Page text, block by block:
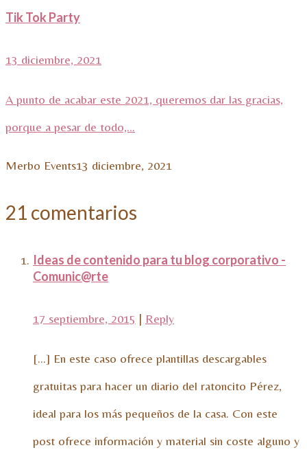
Tik Tok Party
13 diciembre, 2021
A punto de acabar este 2021, queremos dar las gracias,
porque a pesar de todo,...
Merbo Events13 diciembre, 2021
21 comentarios
Ideas de contenido para tu blog corporativo -
Comunic@rte
17 septiembre, 2015 | Reply
[…] En este caso ofrece plantillas descargables
gratuitas para hacer un diario del ratoncito Pérez,
ideal para los más pequeños de la casa. Con este
post ofrece información y material sin coste alguno y